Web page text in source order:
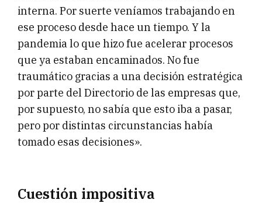
interna. Por suerte veníamos trabajando en
ese proceso desde hace un tiempo. Y la
pandemia lo que hizo fue acelerar procesos
que ya estaban encaminados. No fue
traumático gracias a una decisión estratégica
por parte del Directorio de las empresas que,
por supuesto, no sabía que esto iba a pasar,
pero por distintas circunstancias había
tomado esas decisiones».
Cuestión impositiva